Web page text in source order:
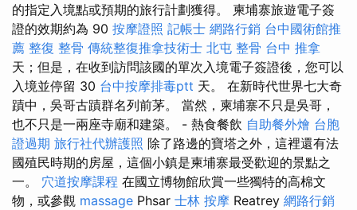
的指定入境點或預期的旅行計劃獲得。 柬埔寨旅遊電子簽
證的效期約為 90 按摩證照 記帳士 網路行銷 台中國術館推
薦 整復 整骨 傳統整復推拿技術士 北屯 整骨 台中 推拿
天；但是，在收到訪問該國的單次入境電子簽證後，您可以
入境並停留 30 台中按摩排毒ptt 天。 在新時代世界七大奇
蹟中，吳哥古蹟群名列前茅。 當然，柬埔寨不只是吳哥，
也不只是一兩座寺廟和建築。 - 熱食餐飲 自助餐外燴 台胞
證過期 旅行社代辦護照 除了路邊的寶塔之外，這裡還有法
國殖民時期的房屋，這個小鎮是柬埔寨最受歡迎的景點之
一。 穴道按摩課程 在國立博物館欣賞一些獨特的高棉文
物，或參觀 massage Phsar 士林 按摩 Reatrey 網路行銷